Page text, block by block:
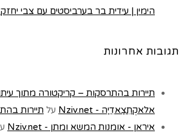
הימין | עידית בר בערביסטים עם צבי
תגובות אחרונות
תיירות בהתרסקות – קריקטורה מתוך
אלאקְתִצַאדִיַה - Nziv.net
על תיירות
איראן - אומנות המשא ומתן - Nziv.net